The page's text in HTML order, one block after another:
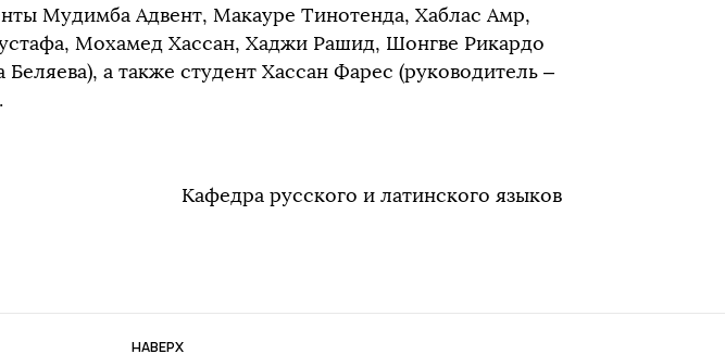
Мудимба Адвент, Макауре Тинотенда, Хаблас Амр,
Мохамед Хассан, Хаджи Рашид, Шонгве Рикардо
а также студент Хассан Фарес (руководитель –
Кафедра русского и латинского языков
НАВЕРХ